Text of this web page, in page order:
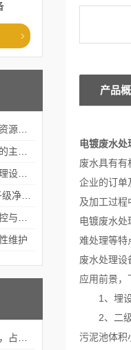
维护
产品
电镀废水处
废水具有有
企业的订单
及加工过程
电镀废水处
难处理等特
废水处理设
应用前景，
1、埋设
2、二级
污泥池体积